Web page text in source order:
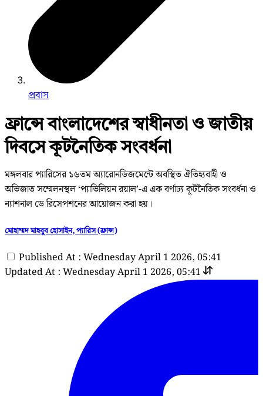
প্রবাস
ফ্রান্সে বাংলাদেশের স্বাধীনতা ও জাতীয়
দিবসে কূটনৈতিক সংবর্ধনা
মঙ্গলবার প‍্যারিসের ১৬তম অ্যারোনডিজমেন্টে অবস্থিত ঐতিহ্যবাহী ও
অভিজাত সম্মেলনস্থল ‘প্যাভিলিয়ন রয়াল’-এ এক বর্ণাঢ্য কূটনৈতিক সংবর্ধনা ও
ন্যাশনাল ডে রিসেপশনের আয়োজন করা হয়।
মোহাম্মদ মাহবুব হোসাইন, প্যারিস (ফ্রান্স)
Published At : Wednesday April 1 2026, 05:41
Updated At : Wednesday April 1 2026, 05:41